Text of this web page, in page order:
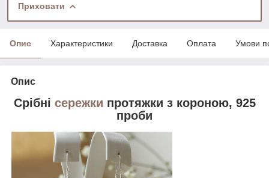
Приховати
Опис Характеристики Доставка Оплата Умови
Опис
Срібні сережки протяжки з короною, 925
проби